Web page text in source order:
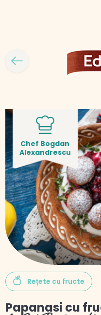
Chef Bogdan
Alexandrescu
Rețete cu fructe
Papanasi cu